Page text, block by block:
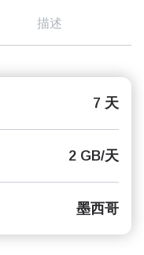
描述
7 天
2 GB/天
墨西哥